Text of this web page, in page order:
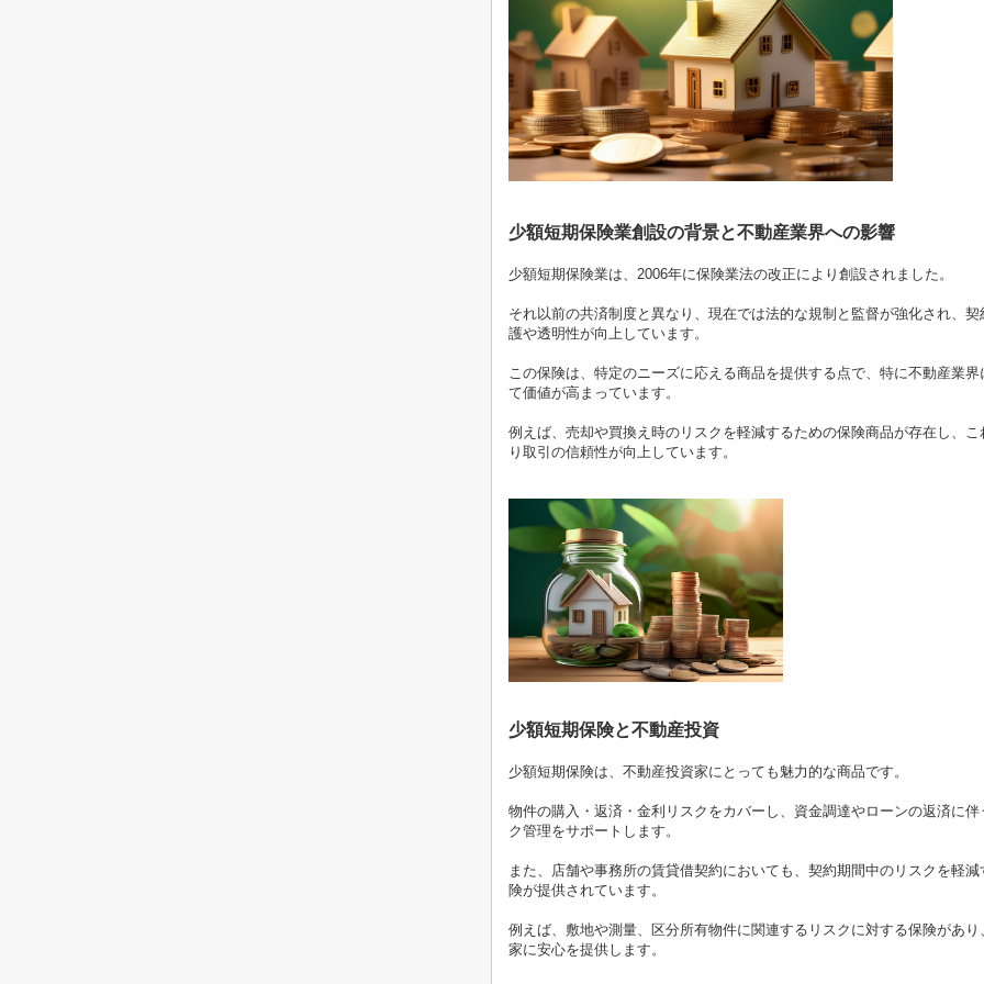
少額短期保険業創設の背景と不動産業界への影響
少額短期保険業は、2006年に保険業法の改正により創設されました。
それ以前の共済制度と異なり、現在では法的な規制と監督が強化され、契
護や透明性が向上しています。
この保険は、特定のニーズに応える商品を提供する点で、特に不動産業界
て価値が高まっています。
例えば、売却や買換え時のリスクを軽減するための保険商品が存在し、こ
り取引の信頼性が向上しています。
少額短期保険と不動産投資
少額短期保険は、不動産投資家にとっても魅力的な商品です。
物件の購入・返済・金利リスクをカバーし、資金調達やローンの返済に伴
ク管理をサポートします。
また、店舗や事務所の賃貸借契約においても、契約期間中のリスクを軽減
険が提供されています。
例えば、敷地や測量、区分所有物件に関連するリスクに対する保険があり
家に安心を提供します。